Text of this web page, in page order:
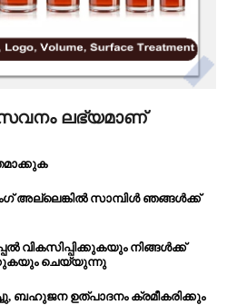
ലഭ്യമാണ്
അല്ലെങ്കിൽ സാമ്പിൾ ഞങ്ങൾക്ക്
വികസിപ്പിക്കുകയും നിങ്ങൾക്ക്
ചെയ്യുന്നു
ബഹുജന ഉത്പാദനം ക്രമീകരിക്കും